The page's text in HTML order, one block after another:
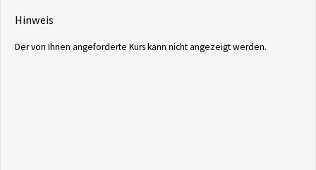
Hinweis
Der von Ihnen angeforderte Kurs kann nicht angezeigt werden.